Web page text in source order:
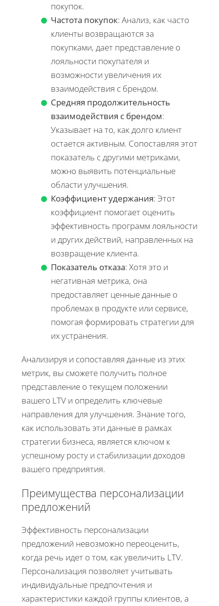
покупок.
Частота покупок: Анализ, как часто
клиенты возвращаются за
покупками, дает представление о
лояльности покупателя и
возможности увеличения их
взаимодействия с брендом.
Средняя продолжительность
взаимодействия с брендом:
Указывает на то, как долго клиент
остается активным. Сопоставляя этот
показатель с другими метриками,
можно выявить потенциальные
области улучшения.
Коэффициент удержания: Этот
коэффициент помогает оценить
эффективность программ лояльности
и других действий, направленных на
возвращение клиента.
Показатель отказа: Хотя это и
негативная метрика, она
предоставляет ценные данные о
проблемах в продукте или сервисе,
помогая формировать стратегии для
их устранения.
Анализируя и сопоставляя данные из этих
метрик, вы сможете получить полное
представление о текущем положении
вашего LTV и определить ключевые
направления для улучшения. Знание того,
как использовать эти данные в рамках
стратегии бизнеса, является ключом к
успешному росту и стабилизации доходов
вашего предприятия.
Преимущества персонализации
предложений
Эффективность персонализации
предложений невозможно переоценить,
когда речь идет о том, как увеличить LTV.
Персонализация позволяет учитывать
индивидуальные предпочтения и
характеристики каждой группы клиентов, а